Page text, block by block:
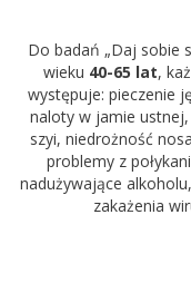
Do badań „Daj sobie
wieku 40-65 lat,
występuje: pieczenie
naloty w jamie ustnej,
szyi, niedrożność
problemy z
nadużywające
zakażenia